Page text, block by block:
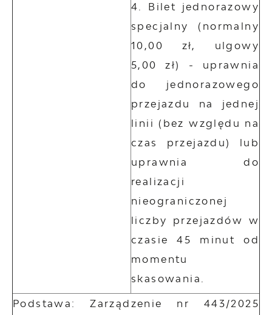
Bilet jednorazowy
specjalny (normalny
10,00 zł, ulgowy
5,00 zł) - uprawnia
do jednorazowego
przejazdu na jednej
linii (bez względu na
czas przejazdu) lub
uprawnia do
realizacji
nieograniczonej
liczby przejazdów w
czasie 45 minut od
momentu
skasowania.
Podstawa: Zarządzenie nr 443/2025